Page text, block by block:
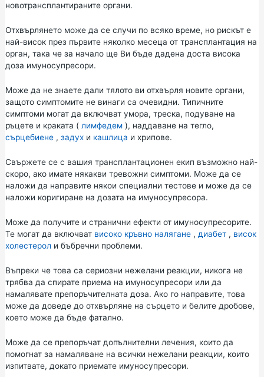
новотрансплантираните органи.
Отхвърлянето може да се случи по всяко време, но рискът е
най-висок през първите няколко месеца от трансплантация на
орган, така че за начало ще Ви бъде дадена доста висока
доза имуносупресори.
Може да не знаете дали тялото ви отхвърля новите органи,
защото симптомите не винаги са очевидни. Типичните
симптоми могат да включват умора, треска, подуване на
ръцете и краката ( лимфедем), наддаване на тегло,
сърцебиене, задухи кашлица и хрипове.
Свържете се с вашия трансплантационен екип възможно най-
скоро, ако имате някакви тревожни симптоми. Може да се
наложи да направите някои специални тестове и може да се
наложи коригиране на дозата на имуносупресора.
Може да получите и странични ефекти от имуносупресорите.
Те могат да включват високо кръвно налягане, диабет, висок
холестерол и бъбречни проблеми.
Въпреки че това са сериозни нежелани реакции, никога не
трябва да спирате приема на имуносупресори или да
намалявате препоръчителната доза. Ако го направите, това
може да доведе до отхвърляне на сърцето и белите дробове,
което може да бъде фатално.
Може да се препоръчат допълнителни лечения, които да
помогнат за намаляване на всички нежелани реакции, които
изпитвате, докато приемате имуносупресори.